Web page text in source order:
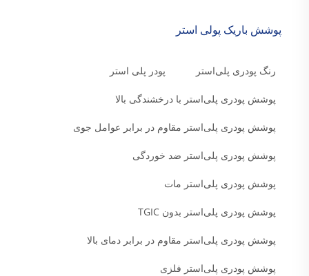
پوشش باریک پولی استر
رنگ پودری پلی‌استر پودر پلی استر
پوشش پودری پلی‌استر با درخشندگی بالا
پوشش پودری پلی‌استر مقاوم در برابر عوامل جوی
پوشش پودری پلی‌استر ضد خوردگی
پوشش پودری پلی‌استر مات
پوشش پودری پلی‌استر بدون TGIC
پوشش پودری پلی‌استر مقاوم در برابر دمای بالا
پوشش پودری پلی‌استر فلزی